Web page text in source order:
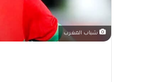
شباب المغرب